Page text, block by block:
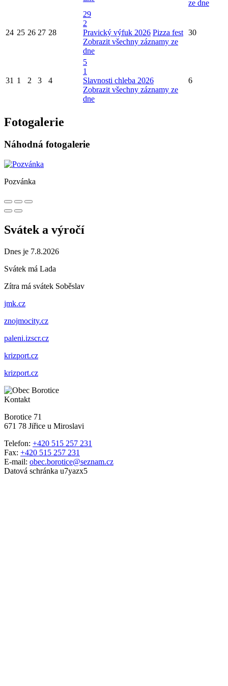
ze dne
24 25 26 27 28
29
2
Pravický výfuk 2026 Pizza fest
Zobrazit všechny záznamy ze
dne
30
31 1 2 3 4
5
1
Slavnosti chleba 2026
Zobrazit všechny záznamy ze
dne
6
Fotogalerie
Náhodná fotogalerie
Pozvánka
Svátek a výročí
Dnes je 7.8.2026
Svátek má Lada
Zítra má svátek Soběslav
jmk.cz
znojmocity.cz
paleni.izscr.cz
krizport.cz
krizport.cz
Kontakt
Borotice 71
671 78 Jiřice u Miroslavi
Telefon: +420 515 257 231
Fax: +420 515 257 231
E-mail: obec.borotice@seznam.cz
Datová schránka u7yazx5